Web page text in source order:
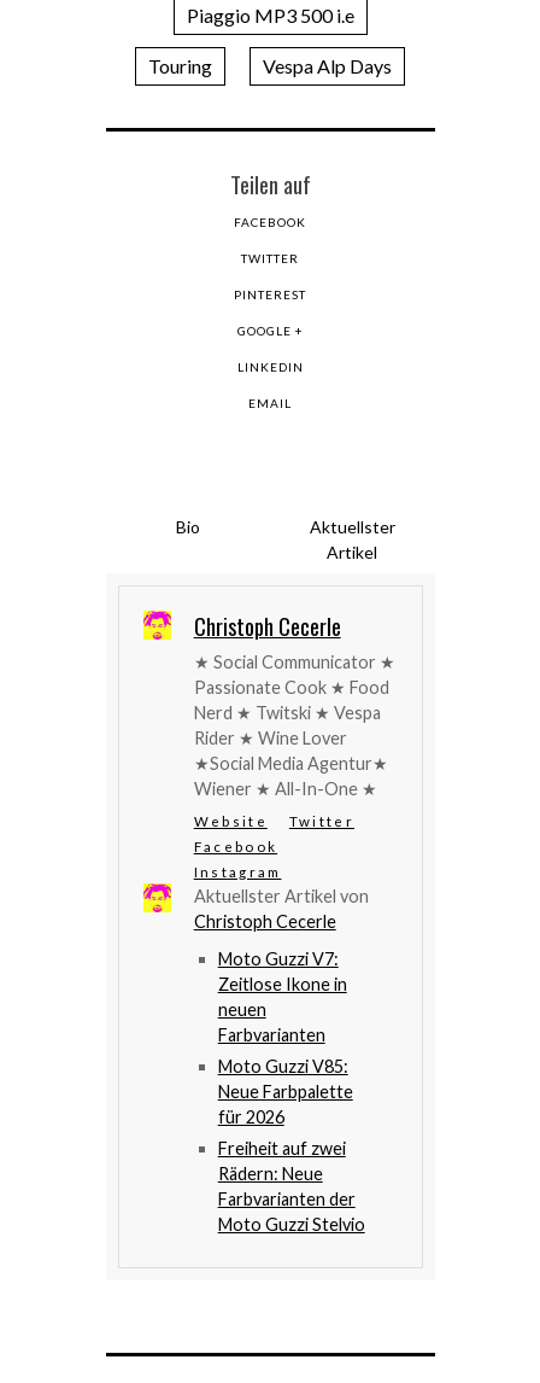
Piaggio MP3 500 i.e
Touring Vespa Alp Days
Teilen auf
FACEBOOK
TWITTER
PINTEREST
GOOGLE +
LINKEDIN
EMAIL
Bio
Aktuellster
Artikel
Christoph Cecerle
★ Social Communicator ★
Passionate Cook ★ Food
Nerd ★ Twitski ★ Vespa
Rider ★ Wine Lover
★Social Media Agentur★
Wiener ★ All-In-One ★
Website
Twitter
Facebook
Instagram
Aktuellster Artikel von
Christoph Cecerle
Moto Guzzi V7:
Zeitlose Ikone in
neuen
Farbvarianten
Moto Guzzi V85:
Neue Farbpalette
für 2026
Freiheit auf zwei
Rädern: Neue
Farbvarianten der
Moto Guzzi Stelvio